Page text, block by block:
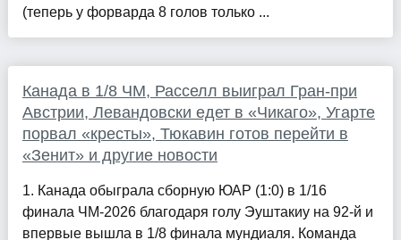
(теперь у форварда 8 голов только ...
Канада в 1/8 ЧМ, Расселл выиграл Гран-при
Австрии, Левандовски едет в «Чикаго», Угарте
порвал «кресты», Тюкавин готов перейти в
«Зенит» и другие новости
1. Канада обыграла сборную ЮАР (1:0) в 1/16
финала ЧМ-2026 благодаря голу Эуштакиу на 92-й и
впервые вышла в 1/8 финала мундиаля. Команда